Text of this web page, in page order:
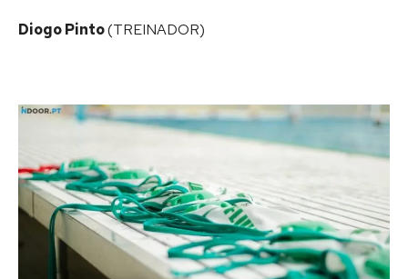
Diogo Pinto(TREINADOR)